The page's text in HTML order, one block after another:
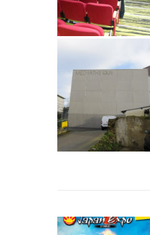
27 octobre 2018
Atelier manga
CC Pont-
Château 1 –
Pont-Château
15 mars 2018